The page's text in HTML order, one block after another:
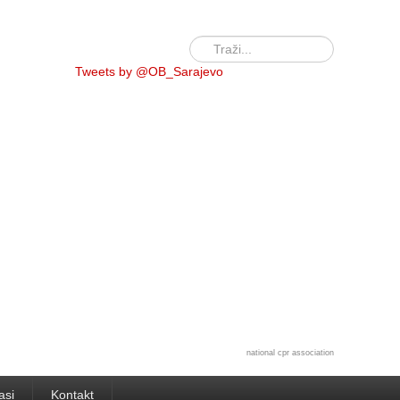
Tweets by @OB_Sarajevo
national cpr association
Kontakt